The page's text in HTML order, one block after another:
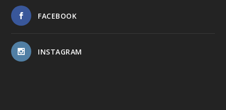
FACEBOOK
INSTAGRAM